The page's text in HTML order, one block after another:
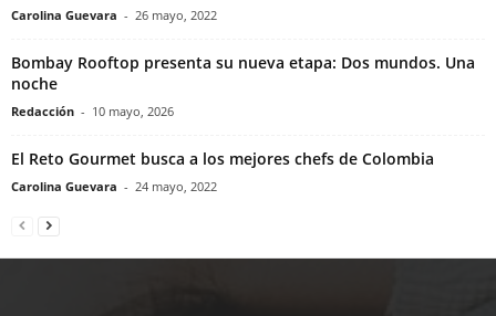
Carolina Guevara - 26 mayo, 2022
Bombay Rooftop presenta su nueva etapa: Dos mundos. Una
noche
Redacción - 10 mayo, 2026
El Reto Gourmet busca a los mejores chefs de Colombia
Carolina Guevara - 24 mayo, 2022